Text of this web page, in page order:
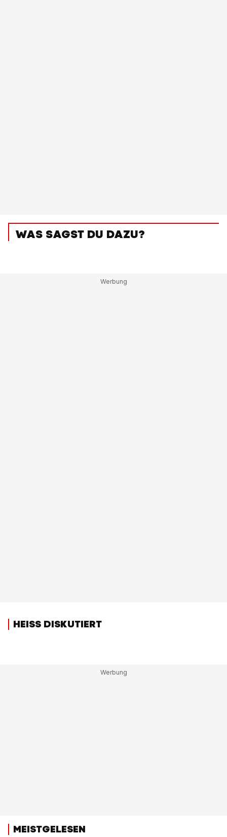
WAS SAGST DU DAZU?
HEISS DISKUTIERT
MEISTGELESEN